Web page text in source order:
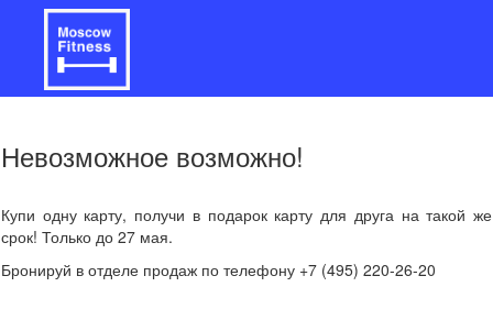
Невозможное возможно!
Купи одну карту, получи в подарок карту для друга на такой же
срок! Только до 27 мая.
Бронируй в отделе продаж по телефону +7 (495) 220-26-20